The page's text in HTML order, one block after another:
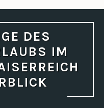
DES
IM